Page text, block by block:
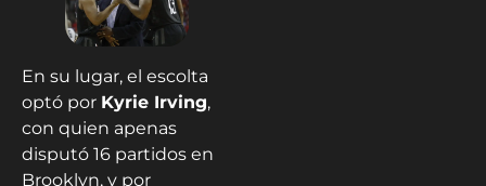
En su lugar, el escolta
optó por Kyrie Irving,
con quien apenas
disputó 16 partidos en
Brooklyn, y por